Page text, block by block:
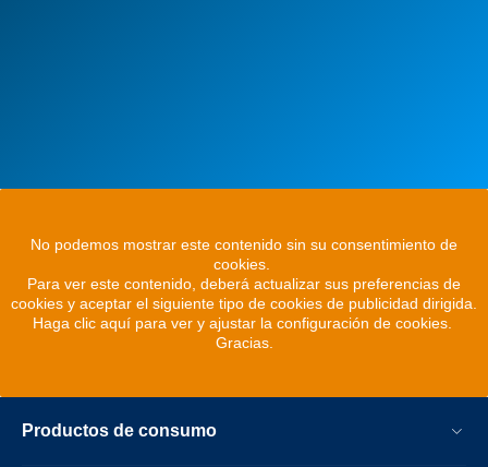
No podemos mostrar este contenido sin su consentimiento de
cookies.
Para ver este contenido, deberá actualizar sus preferencias de
cookies y aceptar el siguiente tipo de cookies de publicidad dirigida.
Haga clic aquí para ver y ajustar la configuración de cookies.
Gracias.
Productos de consumo